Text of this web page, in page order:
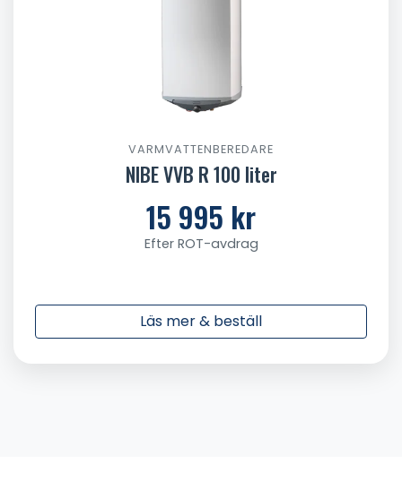
VARMVATTENBEREDARE
NIBE VVB R 100 liter
15 995 kr
Efter ROT-avdrag
Läs mer & beställ